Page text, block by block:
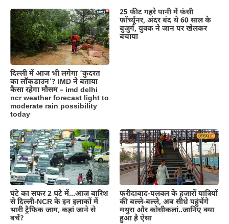
दिल्‍ली में आज भी लगेगा ‘कुदरत
का लॉकडाउन’? IMD ने बताया
कैसा रहेगा मौसम – imd delhi
ncr weather forecast light to
moderate rain possibility
today
25 फीट गहरे पानी में फंसी
फॉर्च्यूनर, अंदर बंद थे 60 साल के
बुजुर्ग, युवक ने जान पर खेलकर
बचाया
घंटे का सफर 2 घंटे में…आज बारिश
से दिल्ली-NCR के इन इलाकों में
भारी ट्रैफिक जाम, कहां जाने से
बचें?
फरीदाबाद-पलवल के हजारों यात्रियों
की बल्ले-बल्ले, अब सीधे पहुंचेंगे
मथुरा और कोसीकलां..जानिए क्या
हुआ है ऐसा